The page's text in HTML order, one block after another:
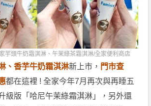
芋頭牛奶霜淇淋、午茉綠茶霜淇淋/全家便利商店
、香芋牛奶霜淇淋新上市， 門市查
都在這裡 ! 全家今年7月再次與再睡五
級版「哈尼午茉綠霜淇淋」，另外還